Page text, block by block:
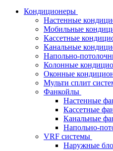
Кондиционеры
Настенные
Мобильные
Кассетные
Канальные
Напольно-
Колонные
Оконные
Мульти сплит
Фанкойлы
Настенные
Кассетные
Канальные
Напольно-
VRF системы
Наружные